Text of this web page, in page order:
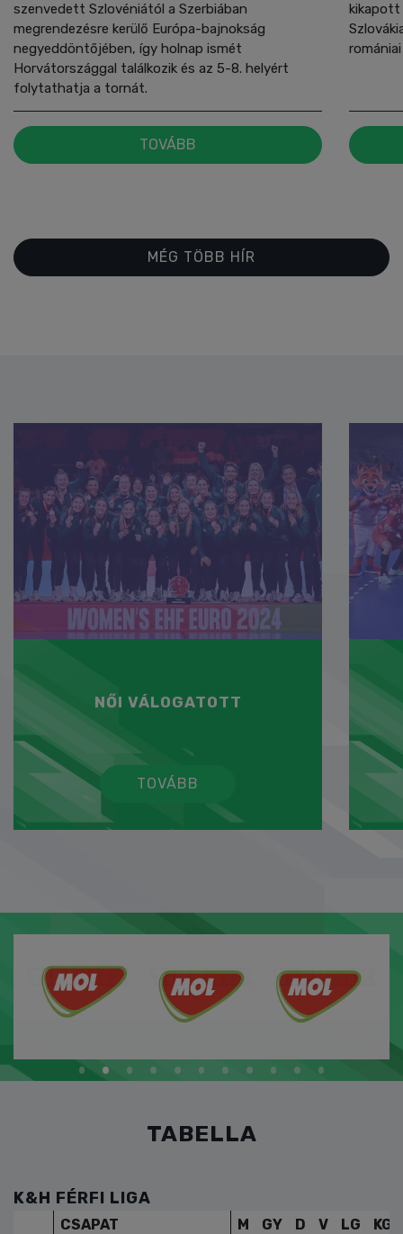
szenvedett Szlovéniától a Szerbiában
megrendezésre kerülő Európa-bajnokság
negyeddöntőjében, így holnap ismét
Horvátországgal találkozik és az 5-8. helyért
folytathatja a tornát.
TOVÁBB
kikapott
MÉG TÖBB HÍR
NŐI VÁLOGATOTT
TOVÁBB
TABELLA
K&H FÉRFI LIGA
CSAPAT M GY D V LG KG